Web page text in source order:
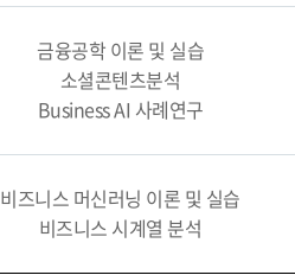
금융공학 이론 및 실습
소셜콘텐츠분석
Business AI 사례연구
비즈니스 머신러닝 이론 및 실습
비즈니스 시계열 분석